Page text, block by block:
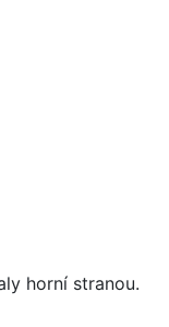
horní stranou.